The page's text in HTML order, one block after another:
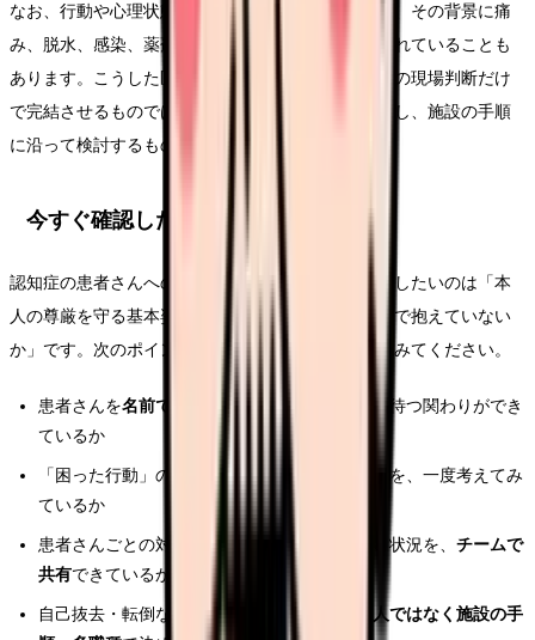
なお、行動や心理状態の変化が急に強くなった場合、その背景に痛
み、脱水、感染、薬剤の影響など身体的な要因が隠れていることも
あります。こうした医学的な見立てや対応は看護師の現場判断だけ
で完結させるものではなく、主治医や多職種に共有し、施設の手順
に沿って検討するものです。
今すぐ確認したいポイント
認知症の患者さんへの対応に悩んだとき、まず確認したいのは「本
人の尊厳を守る基本姿勢が取れているか」と「一人で抱えていない
か」です。次のポイントを自分の状況に当てはめてみてください。
患者さんを名前で呼びかけ
、声をかけ、反応を待つ関わりができ
ているか
「困った行動」の背景にある
を、一度考えてみ
ているか
患者さんごとの対応のコツや不穏になりやすい状況を、 チームで
共有できているか
自己抜去・転倒などのリスクへの対応が、
個人ではなく施設の手